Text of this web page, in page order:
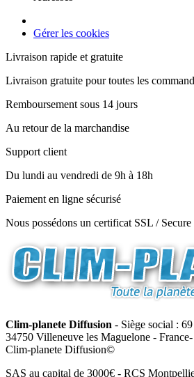
Gérer les cookies
Livraison rapide et gratuite
Livraison gratuite pour toutes les
Remboursement sous 14 jours
Au retour de la marchandise
Support client
Du lundi au vendredi de 9h à 18h
Paiement en ligne sécurisé
Nous possédons un certificat SSL / Secure
Clim-planete Diffusion - Siège social :
34750 Villeneuve les Maguelone -
Clim-planete Diffusion©
SAS au capital de 3000€ - RCS